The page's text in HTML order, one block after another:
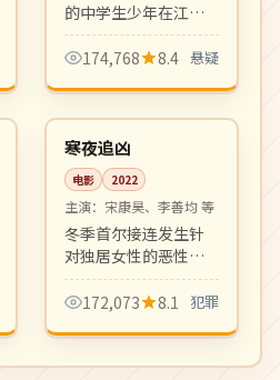
的中学生少年在江户
川区面对一连串密室
谜案。轻快推理与校
少年推理动画。
174,768 8.4 悬疑
韩国
院线 99:33
寒夜追凶
电影 2022
主演： 宋康昊、李善均 等
冬季首尔接连发生针
对独居女性的恶性案
件，老刑警与新人女
搜查官在零下二十度
跑。氛围压抑写实，
硬核犯罪片佳作。
172,073 8.1 犯罪